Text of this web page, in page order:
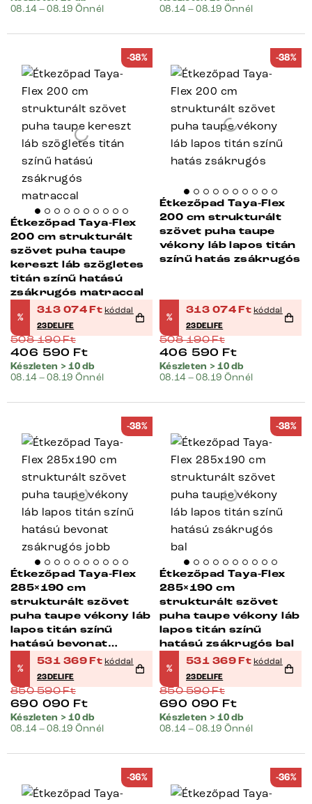
08.14 – 08.19 Önnél 08.14 – 08.19 Önnél
-38%
Étkezőpad Taya-Flex
200 cm strukturált
szövet puha taupe
kereszt láb szögletes
titán színű hatású
zsákrugós matraccal
%
313 074Ft kóddal
23DELIFE
508 190Ft
406 590 Ft
Készleten > 10 db
08.14 – 08.19 Önnél
-38%
Étkezőpad Taya-Flex
200 cm strukturált
szövet puha taupe
vékony láb lapos titán
színű hatás zsákrugós
%
313 074Ft kóddal
23DELIFE
508 190Ft
406 590 Ft
Készleten > 10 db
08.14 – 08.19 Önnél
-38%
Étkezőpad Taya-Flex
285×190 cm
strukturált szövet
puha taupe vékony láb
lapos titán színű
hatású bevonat
zsákrugós jobb
%
531 369Ft kóddal
23DELIFE
850 590Ft
690 090 Ft
Készleten > 10 db
08.14 – 08.19 Önnél
-38%
Étkezőpad Taya-Flex
285×190 cm
strukturált szövet
puha taupe vékony láb
lapos titán színű
hatású zsákrugós bal
%
531 369Ft kóddal
23DELIFE
850 590Ft
690 090 Ft
Készleten > 10 db
08.14 – 08.19 Önnél
-36% -36%